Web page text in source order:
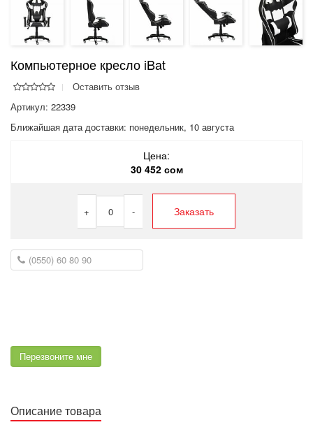
Компьютерное кресло iBat
Оставить отзыв
Артикул: 22339
Ближайшая дата доставки: понедельник, 10 августа
Цена:
30 452 сом
+ 0 - Заказать
Перезвоните мне
Описание товара